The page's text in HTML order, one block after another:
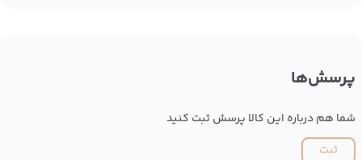
پرسش‌ها
شما هم درباره این کالا پرسش ثبت کنید
ثبت